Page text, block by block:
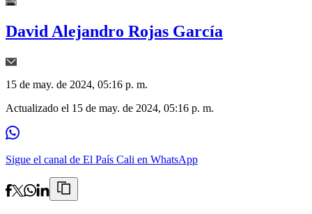
David Alejandro Rojas García
15 de may. de 2024, 05:16 p. m.
Actualizado el 15 de may. de 2024, 05:16 p. m.
Sigue el canal de El País Cali en WhatsApp